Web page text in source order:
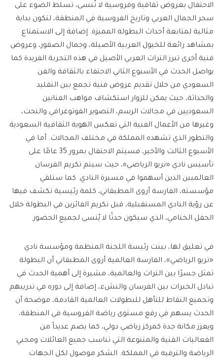
الاحتفال بعروض ثقافية وفروسية لا تُنسى، تسلط الضوء على
سحر الجمال العربي وتاريخ الفروسية في المنطقة، لتكون بداية
مثالية لمتابعة أحداث البطولة المميزة. إضافة إلى الاستمتاع
بمشاهد رائعة للخيول العربية الأصيلة، وجمال الصقور، وعروض
فنية أخرى تبرز التراث العربي الأصيل في هذه التجربة الفريدة كما
يواصل الحدث في الأسبوع الثاني الاحتفاء بالثقافة والفن
السعودي من خلال تقديم عروض فنية تجمع بين التقليد
والحداثة، حيث يمكن للزوار استكشاف مواهب الفنانين
السعوديين في مجالات الرسم، التصوير الفوتوغرافي والنحت،
وغيرها من الأعمال الفنية التي تعكس الهوية الثقافية السعودية
والتطور الذي تشهده المملكة في مختلف المجالات. أما في
الأسبوع الثالث والأخير، فسيتم الاحتفال بمرور 35 عامًا على
تأسيس نادي «تريو الرياضي»، حيث سيتم تكريم الفرسان
العالميين الذين أسهموا في مسيرة النادي. كما ستلقي
مؤسسته، الفارسة أروى المطبقاني، كلمة رئيسية تكشف فيها
عن رؤية النادي المستقبلية، قبل تكريم الفائزين في البطولة خلال
الحفل الختامي، الذي سيكون حدثًا لا يُنسى لجميع الحضور.
في تعليق لها، بينت رئيسة اللجنة المنظمة ومؤسسة نادي
«تريو الرياضي»، الفارسة العالمية أروى المطبقاني أن البطولة
تمثل جسرًا بين التراث والعالمية، مشيرة إلى أهمية الحدث في
تبادل الخبرات بين الفرسان والنشء، إضافة إلى دوره في تدريبهم
وتجميع النقاط للتأهل للبطولات العالمية القادمة، موضحة أن
الحدث يسهم في رفع مستوى رياضة الفروسية في المنطقة،
ويعزز مكانة جدة كمركز رياضي دولي، كما يضم عديداً من
الفعاليات الفنية والمتنوعة التي تناسب جميع العائلات ومحبي
الرياضة والترفيه في المملكة. الشكر موصول لكل الجهات